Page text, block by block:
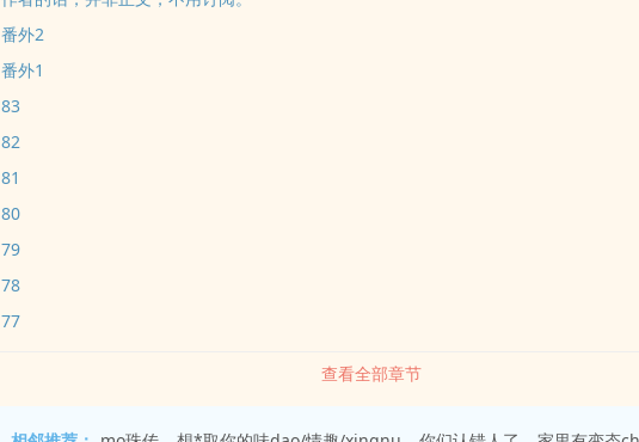
番外2
番外1
83
82
81
80
79
78
77
查看全部章节